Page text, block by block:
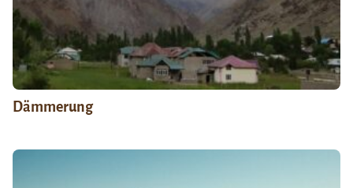
Dämmerung